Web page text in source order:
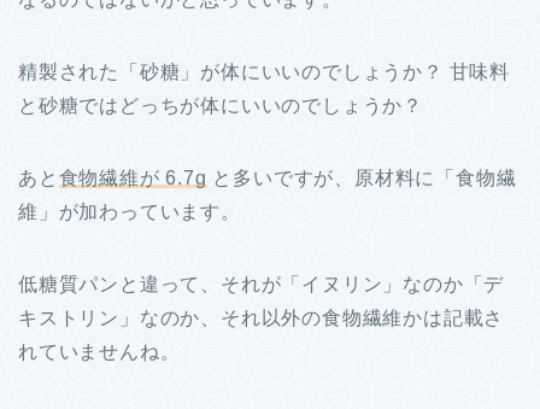
精製された「砂糖」が体にいいのでしょうか？ 甘味料
と砂糖ではどっちが体にいいのでしょうか？
あと 食物繊維が 6.7g と多いですが、原材料に「食物繊
維」が加わっています。
低糖質パンと違って、それが「イヌリン」なのか「デ
キストリン」なのか、それ以外の食物繊維かは記載さ
れていませんね。